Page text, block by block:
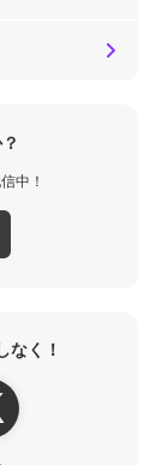
中！
なく！